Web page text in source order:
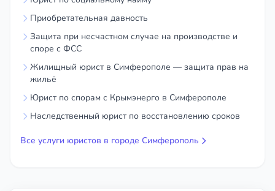
Приобретательная давность
Защита при несчастном случае на производстве и
споре с ФСС
Жилищный юрист в Симферополе — защита прав на
жильё
Юрист по спорам с Крымэнерго в Симферополе
Наследственный юрист по восстановлению сроков
Все услуги юристов в городе Симферополь